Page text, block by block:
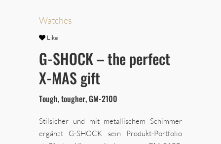
Watches
Like
G-SHOCK – the perfect
X-MAS gift
Tough, tougher, GM-2100
Stilsicher und mit metallischem Schimmer
ergänzt G-SHOCK sein Produkt-Portfolio